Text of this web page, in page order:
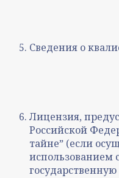
Сведения о
Лицензия,
Российской
тайнеˮ (если
использованием
государственную